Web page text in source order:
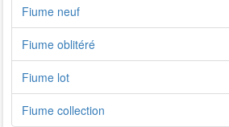
Fiume neuf
Fiume oblitéré
Fiume lot
Fiume collection